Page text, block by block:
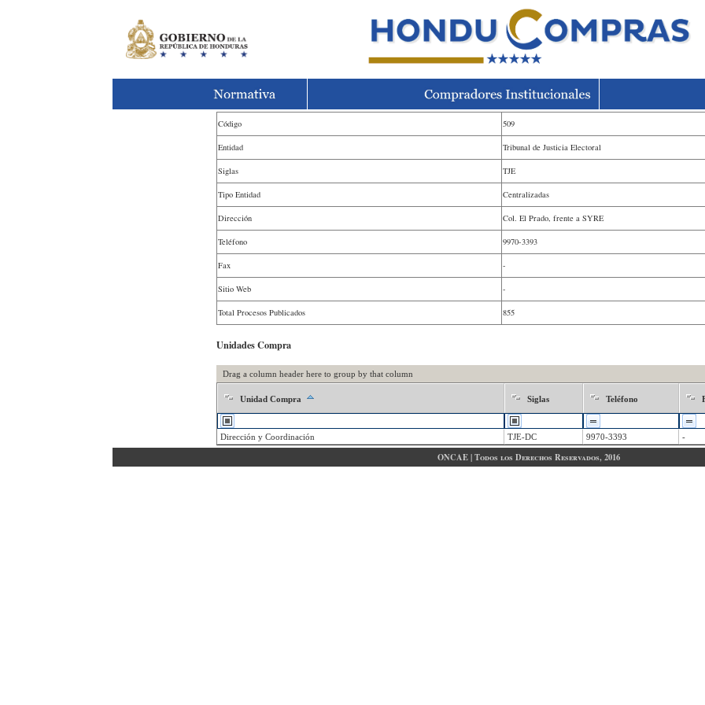
Código 509
Entidad Tribunal de Justicia Electoral
Siglas TJE
Tipo Entidad Centralizadas
Dirección Col. El Prado, frente a SYRE
Teléfono 9970-3393
Fax -
Sitio Web -
Total Procesos Publicados 855
Unidades Compra
Drag a column header here to group by that column
Unidad Compra Siglas Teléfono
Dirección y Coordinación TJE-DC 9970-3393 -
ONCAE | Todos los Derechos Reservados, 2016